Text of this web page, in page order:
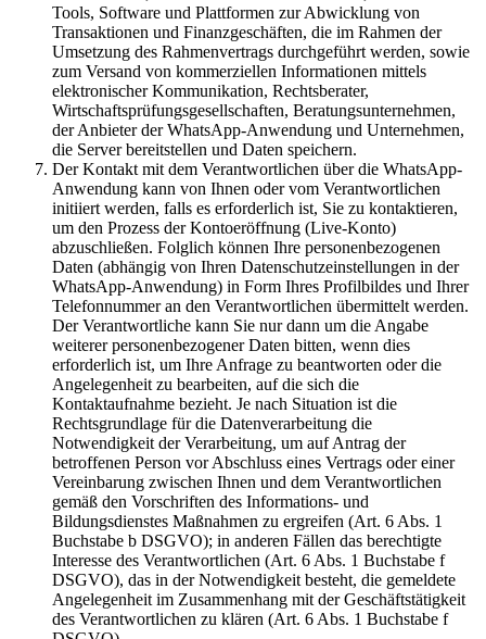
Tools, Software und Plattformen zur Abwicklung von
Transaktionen und Finanzgeschäften, die im Rahmen der
Umsetzung des Rahmenvertrags durchgeführt werden, sowie
zum Versand von kommerziellen Informationen mittels
elektronischer Kommunikation, Rechtsberater,
Wirtschaftsprüfungsgesellschaften, Beratungsunternehmen,
der Anbieter der WhatsApp-Anwendung und Unternehmen,
die Server bereitstellen und Daten speichern.
Der Kontakt mit dem Verantwortlichen über die WhatsApp-
Anwendung kann von Ihnen oder vom Verantwortlichen
initiiert werden, falls es erforderlich ist, Sie zu kontaktieren,
um den Prozess der Kontoeröffnung (Live-Konto)
abzuschließen. Folglich können Ihre personenbezogenen
Daten (abhängig von Ihren Datenschutzeinstellungen in der
WhatsApp-Anwendung) in Form Ihres Profilbildes und Ihrer
Telefonnummer an den Verantwortlichen übermittelt werden.
Der Verantwortliche kann Sie nur dann um die Angabe
weiterer personenbezogener Daten bitten, wenn dies
erforderlich ist, um Ihre Anfrage zu beantworten oder die
Angelegenheit zu bearbeiten, auf die sich die
Kontaktaufnahme bezieht. Je nach Situation ist die
Rechtsgrundlage für die Datenverarbeitung die
Notwendigkeit der Verarbeitung, um auf Antrag der
betroffenen Person vor Abschluss eines Vertrags oder einer
Vereinbarung zwischen Ihnen und dem Verantwortlichen
gemäß den Vorschriften des Informations- und
Bildungsdienstes Maßnahmen zu ergreifen (Art. 6 Abs. 1
Buchstabe b DSGVO); in anderen Fällen das berechtigte
Interesse des Verantwortlichen (Art. 6 Abs. 1 Buchstabe f
DSGVO), das in der Notwendigkeit besteht, die gemeldete
Angelegenheit im Zusammenhang mit der Geschäftstätigkeit
des Verantwortlichen zu klären (Art. 6 Abs. 1 Buchstabe f